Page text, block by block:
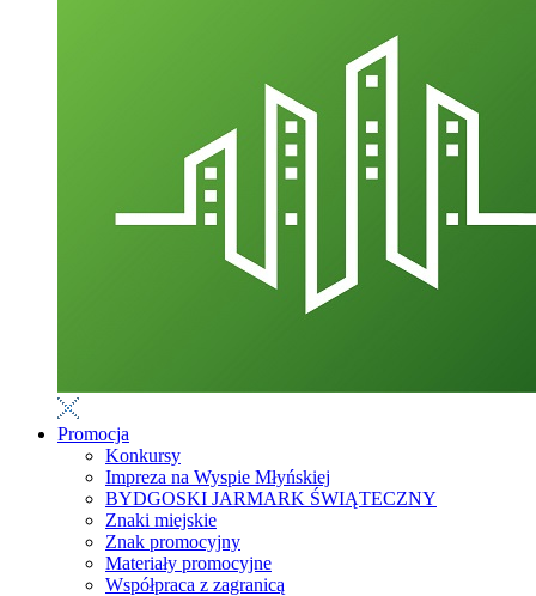
Promocja
Konkursy
Impreza na Wyspie Młyńskiej
BYDGOSKI JARMARK ŚWIĄTECZNY
Znaki miejskie
Znak promocyjny
Materiały promocyjne
Współpraca z zagranicą